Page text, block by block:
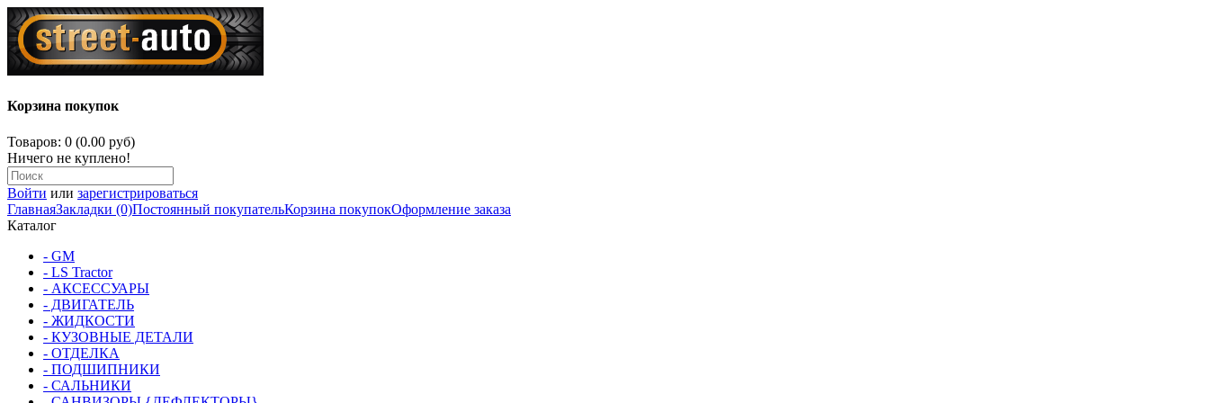
Корзина покупок
Товаров: 0 (0.00 руб)
Ничего не куплено!
Войти или зарегистрироваться
ГлавнаяЗакладки (0)Постоянный покупательКорзина покупокОформление заказа
Каталог
- GM
- LS Tractor
- АКСЕССУАРЫ
- ДВИГАТЕЛЬ
- ЖИДКОСТИ
- КУЗОВНЫЕ ДЕТАЛИ
- ОТДЕЛКА
- ПОДШИПНИКИ
- САЛЬНИКИ